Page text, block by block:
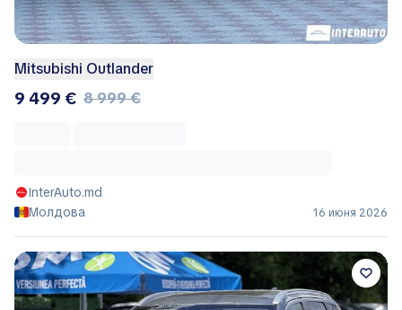
Mitsubishi Outlander
9 499 € 8 999 €
InterAuto.md
Молдова
16 июня 2026